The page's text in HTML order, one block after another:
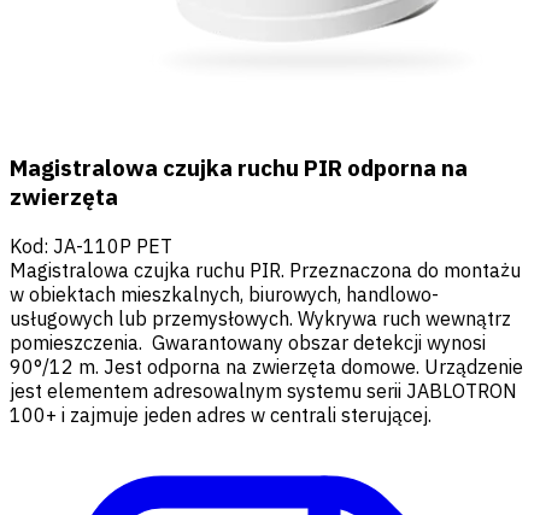
Magistralowa czujka ruchu PIR odporna na
zwierzęta
Kod: JA-110P PET
Magistralowa czujka ruchu PIR. Przeznaczona do montażu
w obiektach mieszkalnych, biurowych, handlowo-
usługowych lub przemysłowych. Wykrywa ruch wewnątrz
pomieszczenia. Gwarantowany obszar detekcji wynosi
90°/12 m. Jest odporna na zwierzęta domowe. Urządzenie
jest elementem adresowalnym systemu serii JABLOTRON
100+ i zajmuje jeden adres w centrali sterującej.